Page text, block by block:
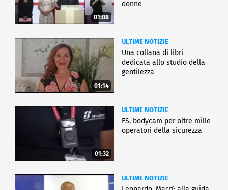
01:08
donne
01:14
ULTIME NOTIZIE
Una collana di libri
dedicata allo studio della
gentilezza
01:32
ULTIME NOTIZIE
FS, bodycam per oltre mille
operatori della sicurezza
ULTIME NOTIZIE